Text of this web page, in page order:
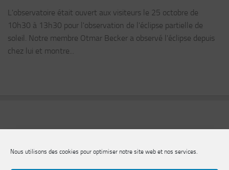
Nous utilisons des cookies pour optimiser notre site web et nos services.
L'observatoire était ouvert aux visiteurs le 25 octobre de
10h30 à 13h30 pour l'observation de l'éclipse partielle de
soleil. Notre membre Otmar Becker a observé l'éclipse depuis
chez lui et montre...